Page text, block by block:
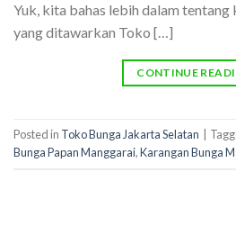
Yuk, kita bahas lebih dalam tentang
yang ditawarkan Toko […]
CONTINUE
Posted in Toko Bunga Jakarta Selatan
Bunga Papan Manggarai,Karangan Bunga